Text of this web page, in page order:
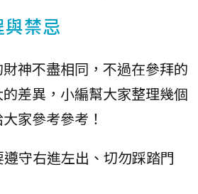
禁忌
神不盡相同，不過在參拜的
差異，小編幫大家整理幾個
家參考參考！
守右進左出、切勿踩踏門